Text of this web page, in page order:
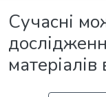
Сучасні